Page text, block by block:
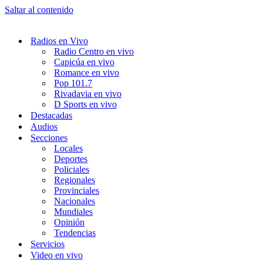
Saltar al contenido
Radios en Vivo
Radio Centro en vivo
Capicúa en vivo
Romance en vivo
Pop 101.7
Rivadavia en vivo
D Sports en vivo
Destacadas
Audios
Secciones
Locales
Deportes
Policiales
Regionales
Provinciales
Nacionales
Mundiales
Opinión
Tendencias
Servicios
Video en vivo